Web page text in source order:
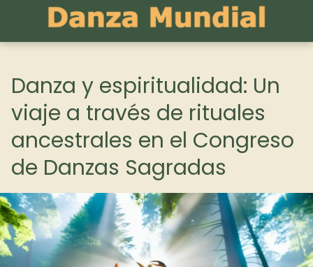
Danza y espiritualidad: Un
viaje a través de rituales
ancestrales en el Congreso
de Danzas Sagradas